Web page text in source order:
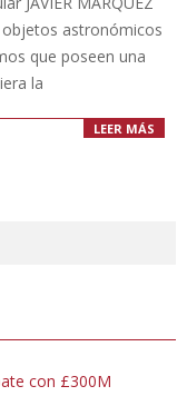
astronómicos
que poseen una
la
LEER MÁS
con £300M